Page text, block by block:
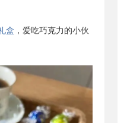
盒 ，爱吃巧克力的小伙